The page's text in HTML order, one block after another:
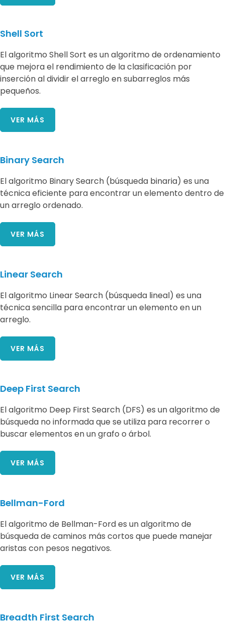
Shell Sort
El algoritmo Shell Sort es un algoritmo de ordenamiento
que mejora el rendimiento de la clasificación por
inserción al dividir el arreglo en subarreglos más
pequeños.
VER MÁS
Binary Search
El algoritmo Binary Search (búsqueda binaria) es una
técnica eficiente para encontrar un elemento dentro de
un arreglo ordenado.
VER MÁS
Linear Search
El algoritmo Linear Search (búsqueda lineal) es una
técnica sencilla para encontrar un elemento en un
arreglo.
VER MÁS
Deep First Search
El algoritmo Deep First Search (DFS) es un algoritmo de
búsqueda no informada que se utiliza para recorrer o
buscar elementos en un grafo o árbol.
VER MÁS
Bellman-Ford
El algoritmo de Bellman-Ford es un algoritmo de
búsqueda de caminos más cortos que puede manejar
aristas con pesos negativos.
VER MÁS
Breadth First Search